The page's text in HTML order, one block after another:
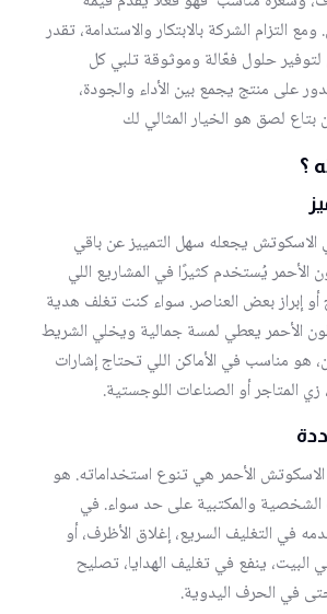
التزام الشركة بالابتكار والاستدامة، تقدر
حلول فعّالة وموثوقة تلبي كل
على منتج يجمع بين الأداء والجودة،
لصق هو الخيار المثالي لك
؟
الاسكوتش يجعله سهل التمييز عن باقي
الأحمر يُستخدم كثيرًا في المشاريع اللي
إبراز بعض العناصر. سواء كنت تغلف هدية
الأحمر يعطي لمسة جمالية ويخلي الشريط
هو مناسب في الأماكن اللي تحتاج إشارات
المتاجر أو الصناعات اللوجستية.
الأحمر هي تنوع استخداماته. هو
والمكتبية على حد سواء. في
في التغليف السريع، إغلاق الأظرف، أو
البيت، ينفع في تغليف الهدايا، تصليح
في الحرف اليدوية.